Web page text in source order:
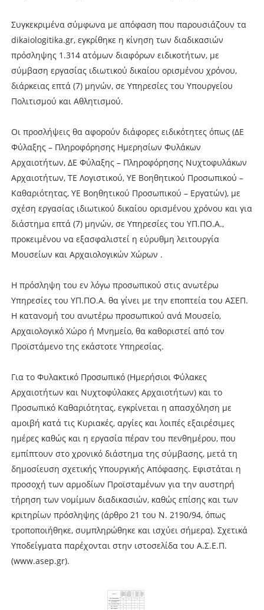
Συγκεκριμένα σύμφωνα με απόφαση που παρουσιάζουν τα
dikaiologitika.gr, εγκρίθηκε η κίνηση των διαδικασιών
πρόσληψης 1.314 ατόμων διαφόρων ειδικοτήτων, με
σύμβαση εργασίας ιδιωτικού δικαίου ορισμένου χρόνου,
διάρκειας επτά (7) μηνών, σε Υπηρεσίες του Υπουργείου
Πολιτισμού και Αθλητισμού.
Οι προσλήψεις θα αφορούν διάφορες ειδικότητες όπως (ΔΕ
Φύλαξης – Πληροφόρησης Ημερησίων Φυλάκων
Αρχαιοτήτων, ΔΕ Φύλαξης – Πληροφόρησης Νυχτοφυλάκων
Αρχαιοτήτων, ΤΕ Λογιστικού, ΥΕ Βοηθητικού Προσωπικού –
Καθαριότητας, ΥΕ Βοηθητικού Προσωπικού – Εργατών), με
σχέση εργασίας ιδιωτικού δικαίου ορισμένου χρόνου και για
διάστημα επτά (7) μηνών, σε Υπηρεσίες του ΥΠ.ΠΟ.Α.,
προκειμένου να εξασφαλιστεί η εύρυθμη λειτουργία
Μουσείων και Αρχαιολογικών Χώρων .
Η πρόσληψη του εν λόγω προσωπικού στις ανωτέρω
Υπηρεσίες του ΥΠ.ΠΟ.Α. θα γίνει με την εποπτεία του ΑΣΕΠ.
Η κατανομή του ανωτέρω προσωπικού ανά Μουσείο,
Αρχαιολογικό Χώρο ή Μνημείο, θα καθοριστεί από τον
Προϊστάμενο της εκάστοτε Υπηρεσίας.
Για το Φυλακτικό Προσωπικό (Ημερήσιοι Φύλακες
Αρχαιοτήτων και Νυχτοφύλακες Αρχαιοτήτων) και το
Προσωπικό Καθαριότητας, εγκρίνεται η απασχόληση με
αμοιβή κατά τις Κυριακές, αργίες και λοιπές εξαιρέσιμες
ημέρες καθώς και η εργασία πέραν του πενθημέρου, που
εμπίπτουν στο χρονικό διάστημα της σύμβασης, μετά τη
δημοσίευση σχετικής Υπουργικής Απόφασης. Εφιστάται η
προσοχή των αρμοδίων Προϊσταμένων για την αυστηρή
τήρηση των νομίμων διαδικασιών, καθώς επίσης και των
κριτηρίων πρόσληψης (άρθρο 21 του Ν. 2190/94, όπως
τροποποιήθηκε, συμπληρώθηκε και ισχύει σήμερα). Σχετικά
Υποδείγματα παρέχονται στην ιστοσελίδα του Α.Σ.Ε.Π.
(www.asep.gr).